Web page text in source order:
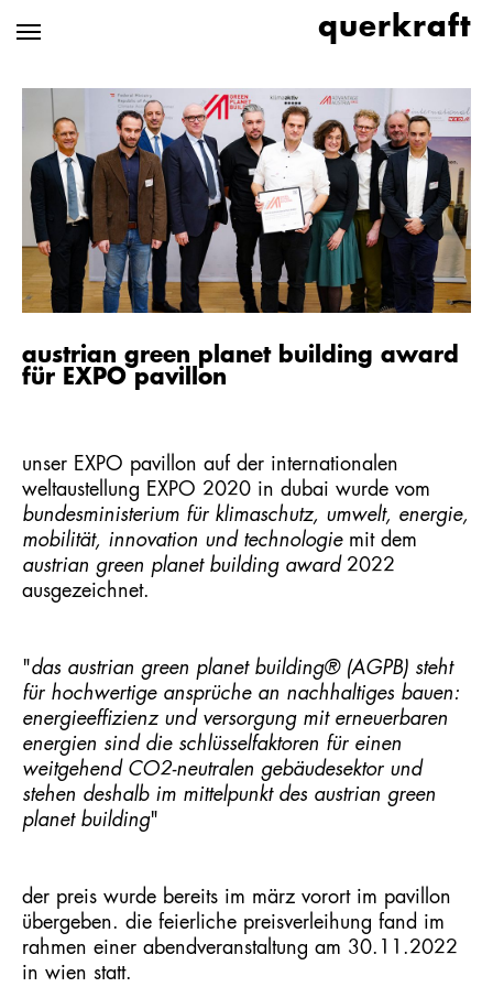
Hauptinhalt
querkraft
austrian green planet building award
für EXPO pavillon
unser EXPO pavillon auf der internationalen
weltaustellung EXPO 2020 in dubai wurde vom
bundesministerium für klimaschutz, umwelt, energie,
mobilität, innovation und technologiemit dem
austrian green planet building award2022
ausgezeichnet.
"das austrian green planet building® (AGPB) steht
für hochwertige ansprüche an nachhaltiges bauen:
energieeffizienz und versorgung mit erneuerbaren
energien sind die schlüsselfaktoren für einen
weitgehend CO2-neutralen gebäudesektor und
stehen deshalb im mittelpunkt des austrian green
planet building"
der preis wurde bereits im märz vorort im pavillon
übergeben. die feierliche preisverleihung fand im
rahmen einer abendveranstaltung am 30.11.2022
in wien statt.